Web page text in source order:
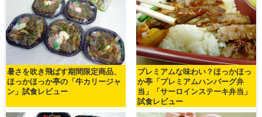
暑さを吹き飛ばす期間限定商品、
ほっかほっか亭の「牛カリージャ
ン」試食レビュー
プレミアムな味わい？ほっかほっ
か亭「プレミアムハンバーグ弁
当」「サーロインステーキ弁当」
試食レビュー